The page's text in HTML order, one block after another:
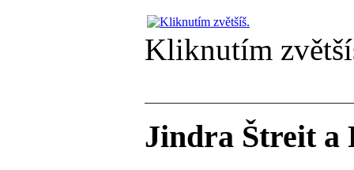
Kliknutím
Jindra Štreit a